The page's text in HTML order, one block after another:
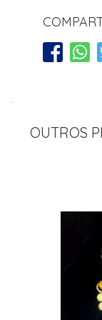
OUTROS